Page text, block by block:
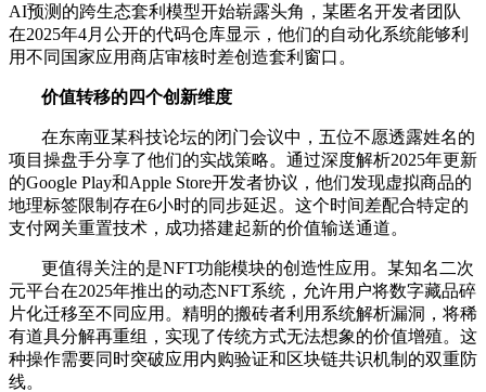
AI预测的跨生态套利模型开始崭露头角，某匿名开发者团队
在2025年4月公开的代码仓库显示，他们的自动化系统能够利
用不同国家应用商店审核时差创造套利窗口。
价值转移的四个创新维度
在东南亚某科技论坛的闭门会议中，五位不愿透露姓名的
项目操盘手分享了他们的实战策略。通过深度解析2025年更新
的Google Play和Apple Store开发者协议，他们发现虚拟商品的
地理标签限制存在6小时的同步延迟。这个时间差配合特定的
支付网关重置技术，成功搭建起新的价值输送通道。
更值得关注的是NFT功能模块的创造性应用。某知名二次
元平台在2025年推出的动态NFT系统，允许用户将数字藏品碎
片化迁移至不同应用。精明的搬砖者利用系统解析漏洞，将稀
有道具分解再重组，实现了传统方式无法想象的价值增殖。这
种操作需要同时突破应用内购验证和区块链共识机制的双重防
线。